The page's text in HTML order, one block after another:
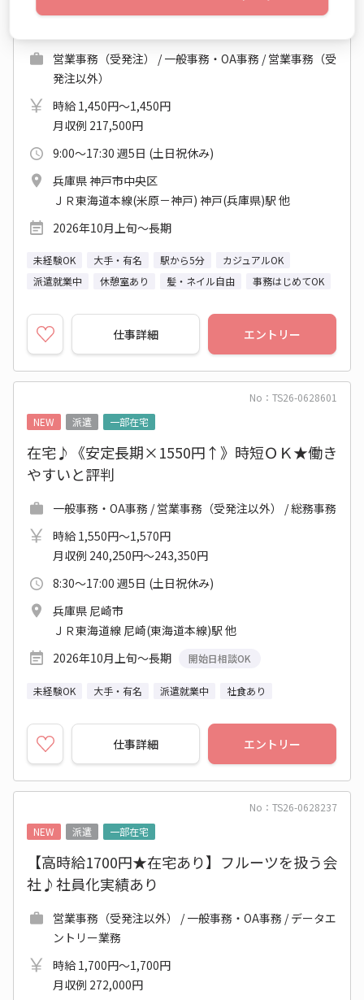
営業事務（受発注） / 一般事務・OA事務 / 営業事務（受
発注以外）
時給 1,450円～1,450円
月収例 217,500円
9:00～17:30 週5日 (土日祝休み)
兵庫県 神戸市中央区
ＪＲ東海道本線(米原－神戸) 神戸(兵庫県)駅 他
2026年10月上旬～長期
未経験OK 大手・有名 駅から5分
カジュアルOK
派遣就業中
休憩室あり 髪・ネイル自由 事務はじめてOK
仕事詳細 エントリー
No：TS26-0628601
NEW
派遣 一部在宅
在宅♪《安定長期×1550円↑》時短ＯＫ★働き
やすいと評判
一般事務・OA事務 / 営業事務（受発注以外） / 総務事務
時給 1,550円～1,570円
月収例 240,250円～243,350円
8:30～17:00 週5日 (土日祝休み)
兵庫県 尼崎市
ＪＲ東海道線 尼崎(東海道本線)駅 他
2026年10月上旬～長期
開始日相談OK
未経験OK 大手・有名 派遣就業中 社食あり
仕事詳細 エントリー
No：TS26-0628237
NEW
派遣 一部在宅
【高時給1700円★在宅あり】フルーツを扱う会
社♪社員化実績あり
営業事務（受発注以外） / 一般事務・OA事務 / データエ
ントリー業務
時給 1,700円～1,700円
月収例 272,000円